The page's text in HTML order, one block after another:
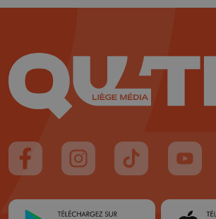
Suivez-nous sur FaceBook
Suivez-nous sur Instagram
Suivez-nous sur